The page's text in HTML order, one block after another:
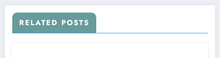
RELATED POSTS